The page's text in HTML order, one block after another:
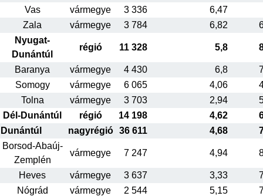
Vas vármegye 3 336
6,47
Zala
vármegye 3 784 6,82
Nyugat-
Dunántúl
régió 11 328 5,8
Baranya vármegye 4 430 6,8
Somogy
vármegye 6 065 4,06
Tolna
vármegye 3 703 2,94
Dél-Dunántúl
régió 14 198 4,62
Dunántúl
nagyrégió 36 611 4,68
Borsod-Abaúj-
Zemplén
vármegye 7 247 4,94
Heves vármegye 3 637 3,33
Nógrád
vármegye 2 544 5,15